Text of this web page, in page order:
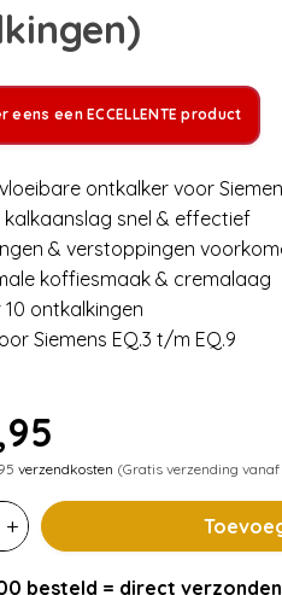
eens een ECCELLENTE product
ontkalker voor
snel & effectief
& verstoppingen
koffiesmaak & cremalaag
ontkalkingen
Siemens EQ.3 t/m EQ.9
verzendkosten (Gratis verzending
+
besteld = direct